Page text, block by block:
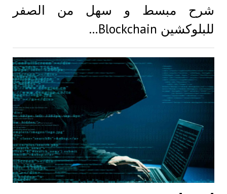
شرح مبسط و سهل من الصفر
للبلوكشين Blockchain…